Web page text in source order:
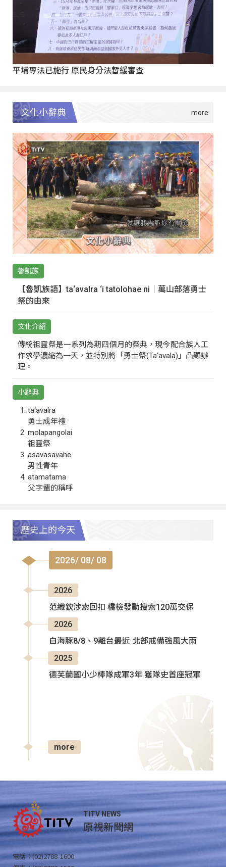
平埔專法已施行 原民身分法暫緩審查
文化小辭典
魯凱族
【魯凱族語】ta‘avalra ‘i tatolohae ni｜萬山部落勇士
祭的由來
文化介紹
傳統祖靈祭是一系列為期四個月的祭典，現今配合族人工
作求學濃縮為一天，並特別將「勇士祭(Ta‘avala)」凸顯辦
理。
小辭典
ta‘avalra
勇士成年禮
molapangolai
祖靈祭
asavasavahe
男性青年
atamatama
父字輩的稱呼
歷史上的今天
2026/ 08/ 08
2026
范織欽涉索回扣 橋檢發動搜索120萬交保
2026
白海豚8/8、9離台最近 北部戒備強風大雨
2025
德芙蘭國小少棒隊成軍3年 獲隊史首座冠軍
more
TITV NEWS
原視新聞網
電話：(02)2788-1600